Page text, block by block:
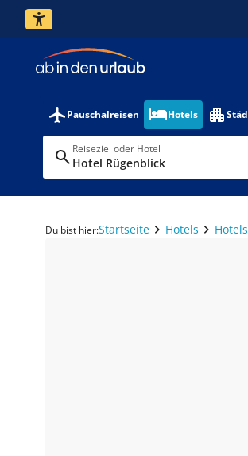
Pauschalreisen Hotels
Reiseziel oder Hotel
Hotel Rügenblick
Du bist hier:Startseite Hotels